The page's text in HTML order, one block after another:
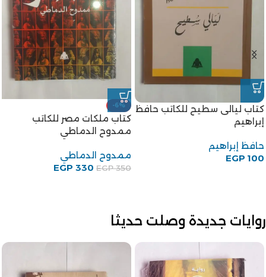
كتاب مجتمع مصر والشام زمن
المماليك الجراكسة للكاتبة
إيمان محمود إسماعيل
كتاب جنة الحيوان للكاتب طه
حسين
طه حسين
EGP100
روايات جديدة وصلت حديثا